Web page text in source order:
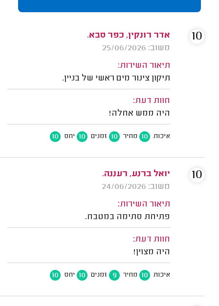
אדר רונקין, כפר סבא.
משוב: 25/06/2026
תיאור השירות:
תיקון צינור מים ראשי של בניין.
חוות דעת:
היה ממש אחלה!
איכות 10 מחיר 10 זמנים 10 יחס 10
10
יואל ברנע, רעננה.
משוב: 24/06/2026
תיאור השירות:
פתיחת סתימה במטבח.
חוות דעת:
היה מצוין!
איכות 10 מחיר 9 זמנים 10 יחס 10
10